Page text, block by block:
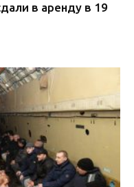
в аренду в 19